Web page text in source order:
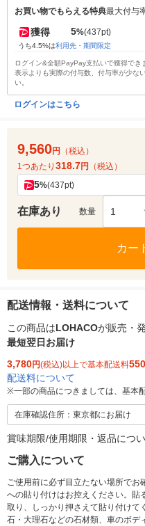
お買い物でもらえる特典最大付与
獲得 5%(437pt)
うち4.5%は利用先・期間限定
ログイン&全額PayPay支払いで獲得でき
表示よりも実際の付与数、付与率が少な
い。
ログインはこちら
9,560円
（税込）
1つあたり 318.7円 （税込）
5%(437pt)
在庫あり 数量 1
カー
配送情報・送料について
この商品はLOHACOが販売・
最短翌日お届け
3,780円(税込)以上で基本配送料550
配送料について
※一部の商品につきましては、基本
在庫確認住所：東京都にお届け
賞味期限/使用期限・返品につ
ご購入について
ご使用前に必ず目立たない場所で
への貼り付けはお控えください。貼
取り、しっかり押さえて貼り付けて
石・大理石などの石材類、車のボデ